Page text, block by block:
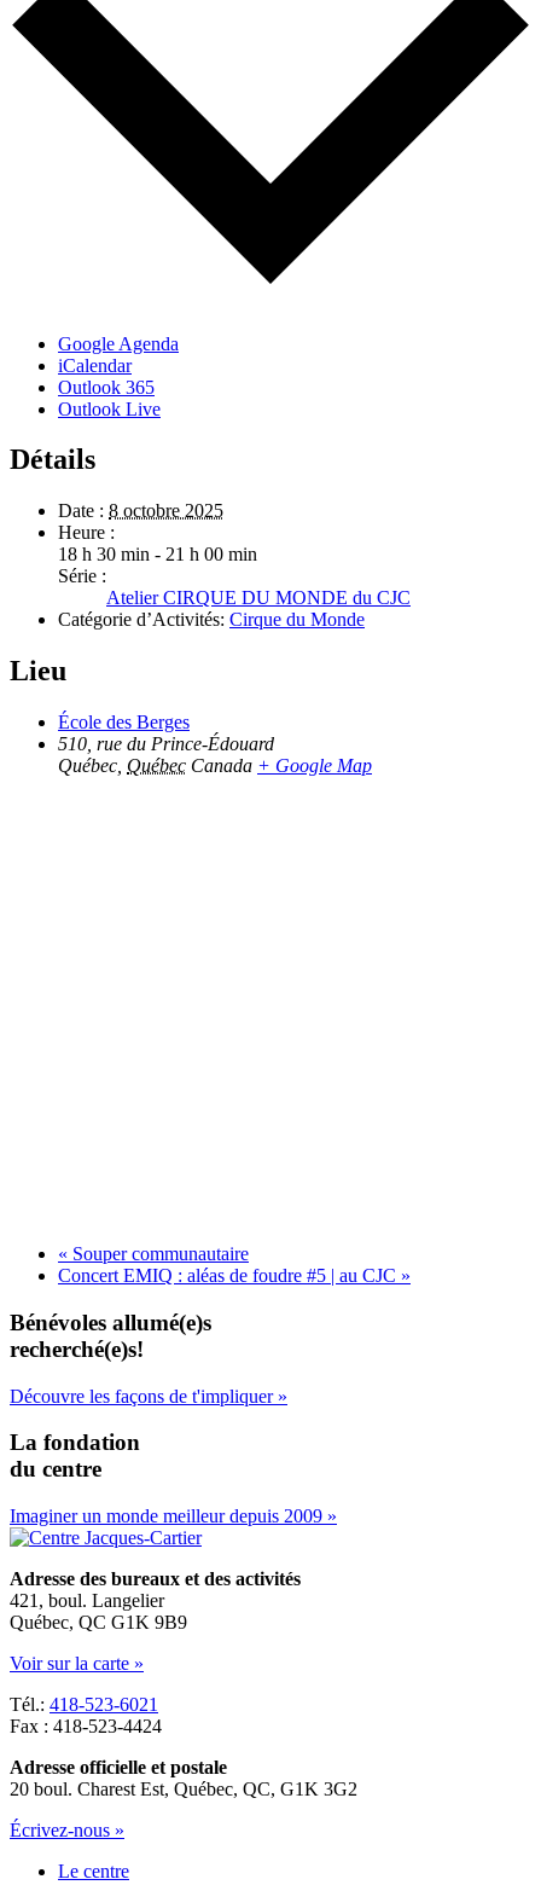
Google Agenda
iCalendar
Outlook 365
Outlook Live
Détails
Date : 8 octobre 2025
Heure :
18 h 30 min - 21 h 00 min
Série :
Atelier CIRQUE DU MONDE du CJC
Catégorie d’Activités: Cirque du Monde
Lieu
École des Berges
510, rue du Prince-Édouard
Québec Québec Canada + Google Map
« Souper communautaire
Concert EMIQ : aléas de foudre #5 | au CJC »
Bénévoles allumé(e)s
recherché(e)s!
Découvre les façons de t'impliquer »
La fondation
du centre
Imaginer un monde meilleur depuis 2009 »
Adresse des bureaux et des activités
421, boul. Langelier
Québec, QC G1K 9B9
Voir sur la carte »
Tél.: 418-523-6021
Fax : 418-523-4424
Adresse officielle et postale
20 boul. Charest Est, Québec, QC, G1K 3G2
Écrivez-nous »
Le centre